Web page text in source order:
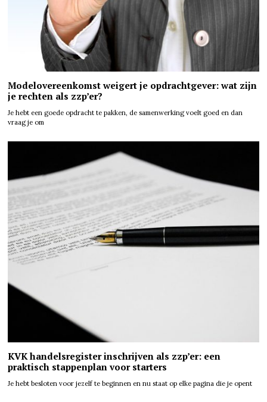
Modelovereenkomst weigert je opdrachtgever: wat zijn
je rechten als zzp’er?
Je hebt een goede opdracht te pakken, de samenwerking voelt goed en dan
vraag je om
KVK handelsregister inschrijven als zzp’er: een
praktisch stappenplan voor starters
Je hebt besloten voor jezelf te beginnen en nu staat op elke pagina die je opent